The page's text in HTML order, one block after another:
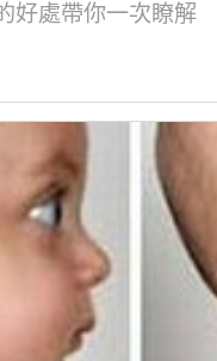
好處帶你一次瞭解